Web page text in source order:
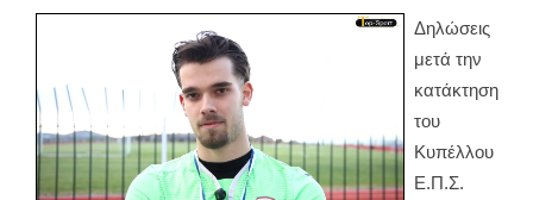
Δηλώσεις
μετά την
κατάκτηση
του
Κυπέλλου
Ε.Π.Σ.